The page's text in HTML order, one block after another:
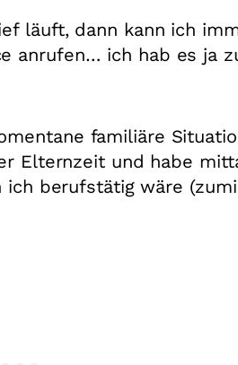
läuft, dann kann ich
anrufen… ich hab es ja
familiäre
Elternzeit und habe
berufstätig wäre